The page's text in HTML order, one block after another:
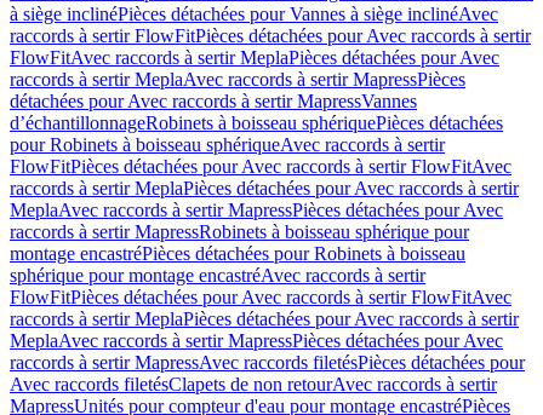
à siège inclinéPièces détachées pour Vannes à siège inclinéAvec
raccords à sertir FlowFitPièces détachées pour Avec raccords à sertir
FlowFitAvec raccords à sertir MeplaPièces détachées pour Avec
raccords à sertir MeplaAvec raccords à sertir MapressPièces
détachées pour Avec raccords à sertir MapressVannes
d’échantillonnageRobinets à boisseau sphériquePièces détachées
pour Robinets à boisseau sphériqueAvec raccords à sertir
FlowFitPièces détachées pour Avec raccords à sertir FlowFitAvec
raccords à sertir MeplaPièces détachées pour Avec raccords à sertir
MeplaAvec raccords à sertir MapressPièces détachées pour Avec
raccords à sertir MapressRobinets à boisseau sphérique pour
montage encastréPièces détachées pour Robinets à boisseau
sphérique pour montage encastréAvec raccords à sertir
FlowFitPièces détachées pour Avec raccords à sertir FlowFitAvec
raccords à sertir MeplaPièces détachées pour Avec raccords à sertir
MeplaAvec raccords à sertir MapressPièces détachées pour Avec
raccords à sertir MapressAvec raccords filetésPièces détachées pour
Avec raccords filetésClapets de non retourAvec raccords à sertir
MapressUnités pour compteur d'eau pour montage encastréPièces